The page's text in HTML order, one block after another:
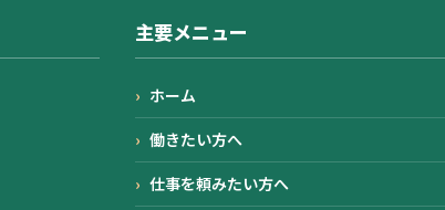
主要メニュー
ホーム
働きたい方へ
仕事を頼みたい方へ